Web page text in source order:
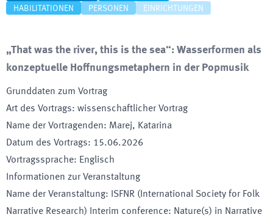
HABILITATIONEN
PERSONEN EINRICHTUNGEN
„That was the river, this is the sea“: Wasserformen als
konzeptuelle Hoffnungsmetaphern in der Popmusik
Grunddaten zum Vortrag
Art des Vortrags: wissenschaftlicher Vortrag
Name der Vortragenden: Marej, Katarina
Datum des Vortrags: 15.06.2026
Vortragssprache: Englisch
Informationen zur Veranstaltung
Name der Veranstaltung:
ISFNR (International Society for Folk
Narrative Research) Interim conference: Nature(s) in Narrative